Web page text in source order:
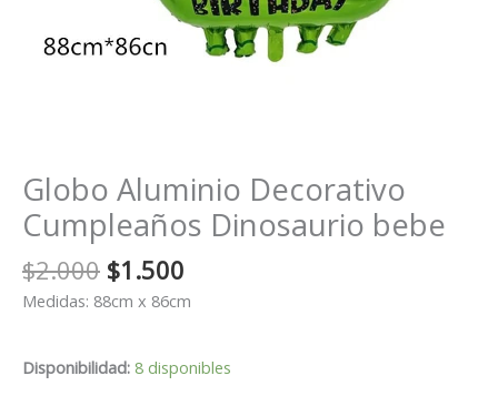
Globo Aluminio Decorativo
Cumpleaños Dinosaurio bebe
$2.000 El
precio
$2.000.
$1.500
precio
$1.500.
Medidas: 88cm x 86cm
Disponibilidad: 8 disponibles